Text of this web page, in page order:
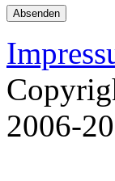
2006-